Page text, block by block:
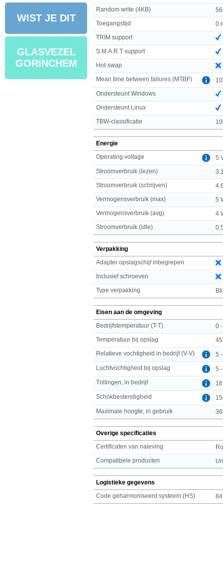
WIST JE DIT
GLASVEZEL
GORINCHEM
Random write (4KB)
Toegangstijd
0
TRIM support
S.M.A.R.T support
Hot-swap
Mean time between failures (MTBF)
Ondersteunt Windows
Ondersteunt Linux
TBW-classificatie
Energie
Operating voltage
5
Stroomverbruik (lezen)
Stroomverbruik (schrijven)
Vermogensverbruik (max)
5
Vermogensverbruik (avg)
4
Stroomverbruik (idle)
Verpakking
Adapter opslagschijf inbegrepen
Inclusief schroeven
Type verpakking
Eisen aan de omgeving
Bedrijfstemperatuur (T-T)
0
Temperatuur bij opslag
Relatieve vochtigheid in bedrijf (V-V)
5
Luchtvochtigheid bij opslag
5
Trillingen, in bedrijf
Schokbestendigheid
Maximale hoogte, in gebruik
Overige specificaties
Certificaten van naleving
Compatibele producten
Logistieke gegevens
Code geharmoniseerd systeem (HS)